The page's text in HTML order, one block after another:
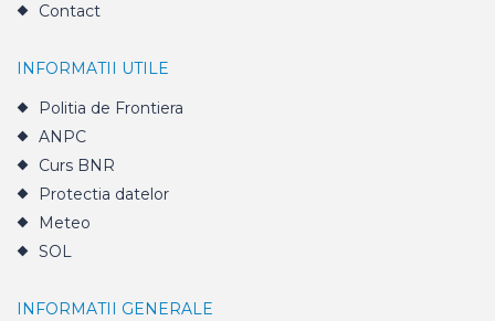
Contact
INFORMATII UTILE
Politia de Frontiera
ANPC
Curs BNR
Protectia datelor
Meteo
SOL
INFORMATII GENERALE